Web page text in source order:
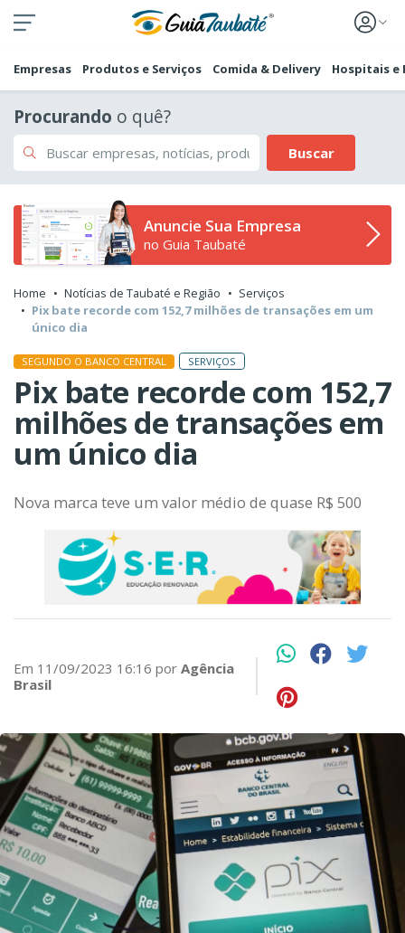
Empresas Produtos e Serviços Comida & Delivery Hospitais e
Procurando o quê?
Buscar
Anuncie Sua Empresa
no Guia Taubaté
Home Notícias de Taubaté e Região
Serviços
Pix bate recorde com 152,7 milhões de transações em um
único dia
SEGUNDO O BANCO CENTRAL SERVIÇOS
Pix bate recorde com 152,7
milhões de transações em
um único dia
Nova marca teve um valor médio de quase R$ 500
Em 11/09/2023 16:16 por Agência
Brasil